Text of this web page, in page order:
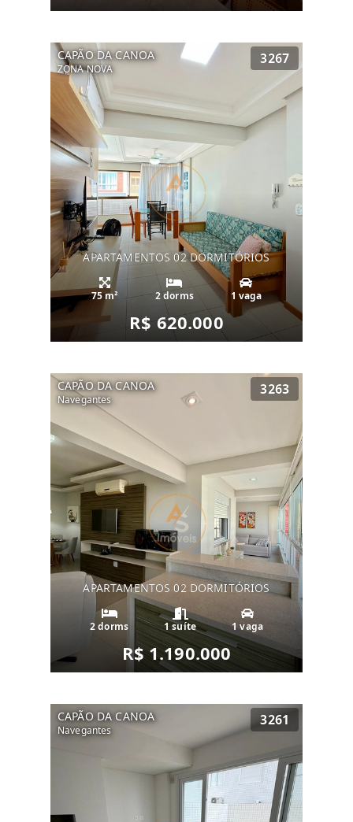
CAPÃO DA CANOA
ZONA NOVA
3267
APARTAMENTOS 02 DORMITÓRIOS
75 m² 2 dorms 1 vaga
R$ 620.000
CAPÃO DA CANOA
Navegantes
3263
APARTAMENTOS 02 DORMITÓRIOS
2 dorms 1 suíte 1 vaga
R$ 1.190.000
CAPÃO DA CANOA
Navegantes
3261